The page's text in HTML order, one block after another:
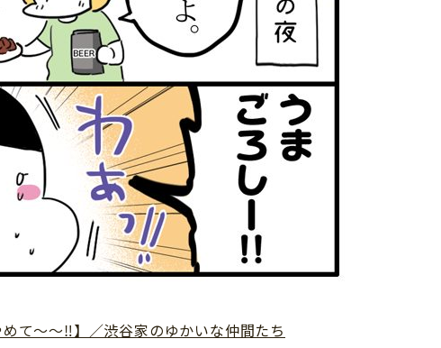
て～～‼】／渋谷家のゆかいな仲間たち